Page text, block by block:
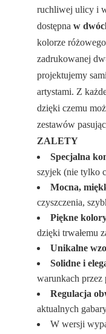
ruchliwej ulicy i
dostępnaw
kolorze
zadrukowanej
projektujemy
artystami. Z
dzięki czemu
zestawów
ZALETY
Specjalna
szyjek (nie tylko
Mocna,
czyszczenia,
Piękne
dzięki trwałemu
Unikalne
Solidne i
warunkach przez
Regulacja
aktualnych
W wersji